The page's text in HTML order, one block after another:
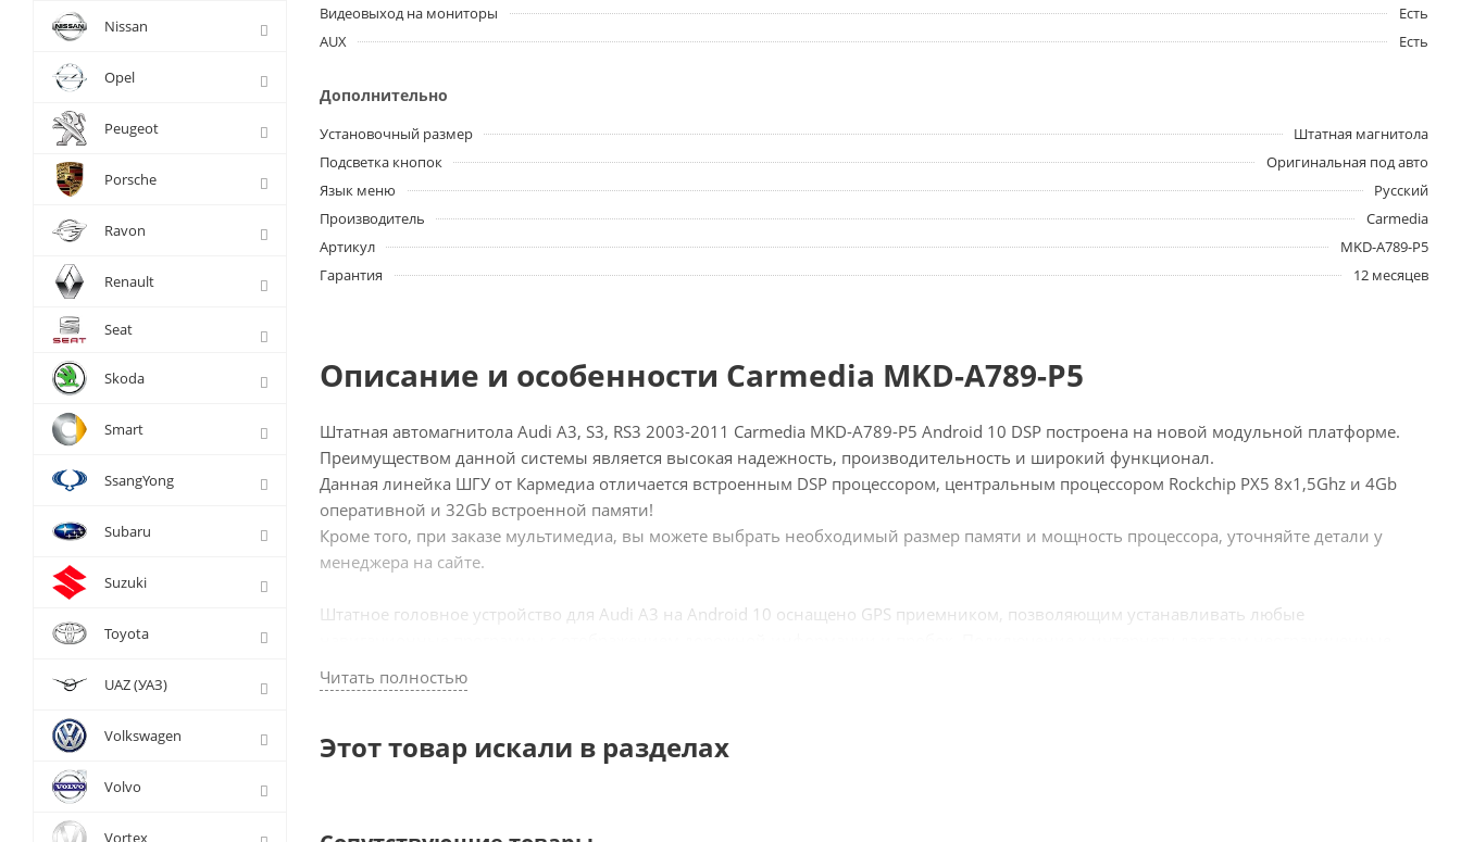
Видеовыход на мониторы
Есть
AUX
Есть
Дополнительно
Установочный размер
Штатная магнитола
Подсветка кнопок
Оригинальная под авто
Язык меню
Русский
Производитель
Carmedia
Артикул
MKD-A789-P5
Гарантия
12 месяцев
Описание и особенности Carmedia MKD-A789-P5
Штатная автомагнитола Audi A3, S3, RS3 2003-2011 Carmedia MKD-A789-P5 Android 10 DSP построена на новой модульной платформе.
Преимуществом данной системы является высокая надежность, производительность и широкий функционал.
Данная линейка ШГУ от Кармедиа отличается встроенным DSP процессором, центральным процессором Rockchip PX5 8x1,5Ghz и 4Gb
оперативной и 32Gb встроенной памяти!
Кроме того, при заказе мультимедиа, вы можете выбрать необходимый размер памяти и мощность процессора, уточняйте детали у
менеджера на сайте.
Штатное головное устройство для Audi A3 на Android 10 оснащено GPS приемником, позволяющим устанавливать любые
возможности для веб-серфинга и отсутствие ограничений по количеству используемых программ с Play Market. Громкая связь, видео в
движении, YouTube, Яндекс.Навигатор, радио, музыка с любых носителей и вашего смартфона - самые часто используемые функции.
Особенности MKD-A789-P5:
Читать полностью
Этот товар искали в разделах
Nissan
Opel
Peugeot
Porsche
Ravon
Renault
Seat
Skoda
Smart
SsangYong
Subaru
Suzuki
Toyota
UAZ (УАЗ)
Volkswagen
Volvo
Vortex